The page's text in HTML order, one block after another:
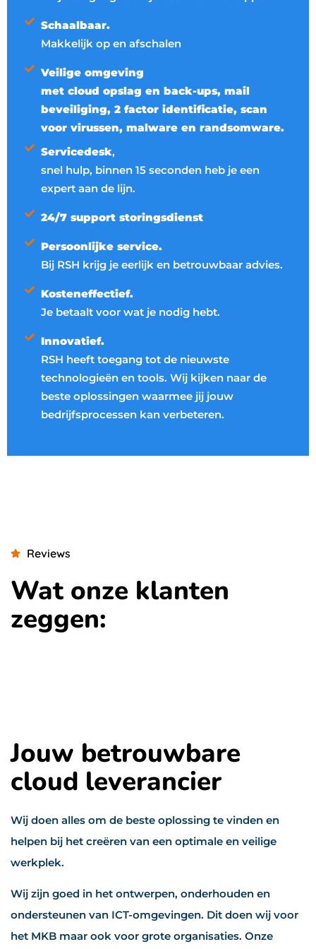
Schaalbaar.
Makkelijk op en afschalen
Veilige omgeving
met cloud opslag en back-ups, mail
beveiliging, 2 factor identificatie, scan
voor virussen, malware en randsomware.
Servicedesk,
snel hulp, binnen 15 seconden heb je een
expert aan de lijn.
24/7 support storingsdienst
Persoonlijke service.
Bij RSH krijg je eerlijk en betrouwbaar advies.
Kosteneffectief.
Je betaalt voor wat je nodig hebt.
Innovatief.
RSH heeft toegang tot de nieuwste
technologieën en tools. Wij kijken naar de
beste oplossingen waarmee jij jouw
bedrijfsprocessen kan verbeteren.
Reviews
Wat onze klanten
zeggen:
Jouw betrouwbare
cloud leverancier
Wij doen alles om de beste oplossing te vinden en
helpen bij het creëren van een optimale en veilige
werkplek.
Wij zijn goed in het ontwerpen, onderhouden en
ondersteunen van ICT-omgevingen. Dit doen wij voor
het MKB maar ook voor grote organisaties. Onze